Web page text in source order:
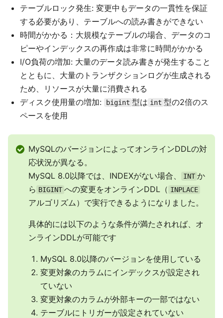
テーブルロック発生: 変更中もデータの一貫性を保証
する必要があり、テーブルへの読み書きができない
時間がかかる：大規模なテーブルの場合、データのコ
ピーやインデックスの再作成は非常に時間がかかる
I/O負荷の増加: 大量のデータ読み書きが発生すること
とともに、大量のトランザクションログが生成される
ため、リソースが大量に消費される
ディスク使用量の増加:
bigint 型は int 型の2倍のス
ペースを使用
MySQLのバージョンによってオンラインDDLの対
応状況が異なる。
MySQL 8.0以降では、INDEXがない場合、
INT か
ら BIGINT への変更をオンラインDDL（ INPLACE
アルゴリズム）で実行できるようになりました。
具体的には以下のような条件が満たされれば、オ
ンラインDDLが可能です
MySQL 8.0以降のバージョンを使用している
変更対象のカラムにインデックスが設定され
ていない
変更対象のカラムが外部キーの一部ではない
テーブルにトリガーが設定されていない